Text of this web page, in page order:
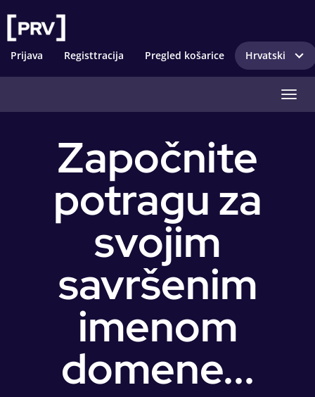
Prijava Registtracija Pregled košarice Hrvatski
Započnite
potragu za
svojim
savršenim
imenom
domene...